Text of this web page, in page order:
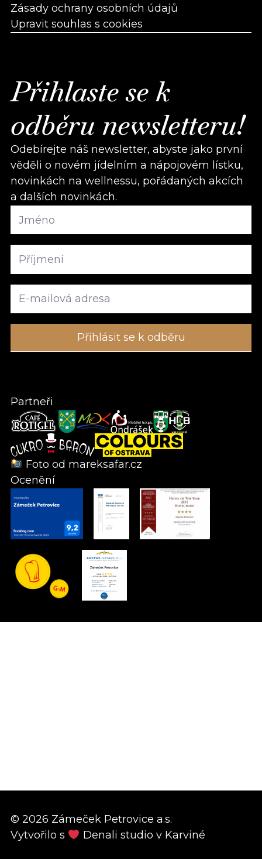
Zásady ochrany osobních údajů
Upravit souhlas s cookies
Přihlaste se k
odběru newsletteru!
Odebírejte náš newsletter, abyste jako první
věděli o novém jídelním a nápojovém lístku,
novinkách na wellnessu, pořádaných akcích
a dalších novinkách.
Partneři
Foto od mareksafar.cz
Ocenění
© 2026 Zámeček Petrovice a.s.
Vytvořilo s
Denali studio v Karviné